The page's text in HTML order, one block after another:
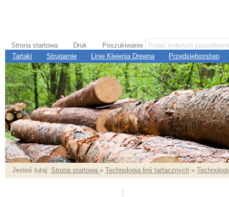
Strona startowa Druk
Poszukiwanie
Tartaki
Strugarnie Linie Klejenia Drewna Przedsiębiorstwo
Jesteś tutaj: Strona startowa » Technologia linii tartacznych »